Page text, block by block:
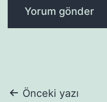
Yazı
Önceki yazı